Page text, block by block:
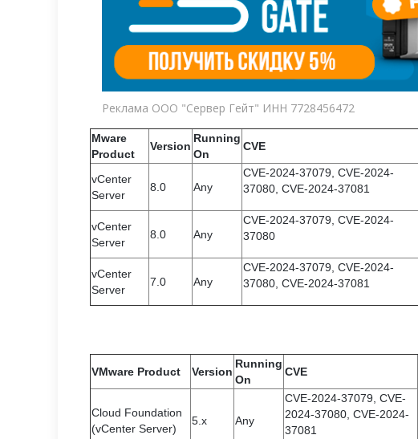
Реклама ООО "Сервер Гейт" ИНН 7728456472
Mware
Product
Version
Running
On
CVE
vCenter
Server
8.0 Any
CVE-2024-37079, CVE-2024-
37080, CVE-2024-37081
vCenter
Server
8.0 Any
CVE-2024-37079, CVE-2024-
37080
vCenter
Server
7.0 Any
CVE-2024-37079, CVE-2024-
37080, CVE-2024-37081
VMware Product Version
Running
On
CVE
Cloud Foundation
(vCenter Server)
5.x Any
CVE-2024-37079, CVE-
2024-37080, CVE-2024-
37081